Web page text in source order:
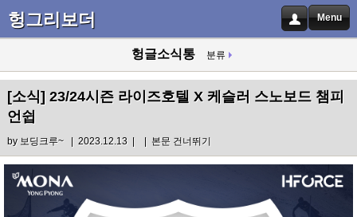
헝그리보더 Menu
헝글소식통 분류
[소식] 23/24시즌 라이즈호텔 X 케슬러 스노보드 챔피
언쉽
by 보딩크루~| 2023.12.13 | | 본문 건너뛰기